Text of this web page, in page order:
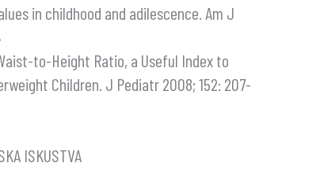
in childhood and adilescence. Am J
to-Height Ratio, a Useful Index to
Children. J Pediatr 2008; 152: 207-
ISKUSTVA